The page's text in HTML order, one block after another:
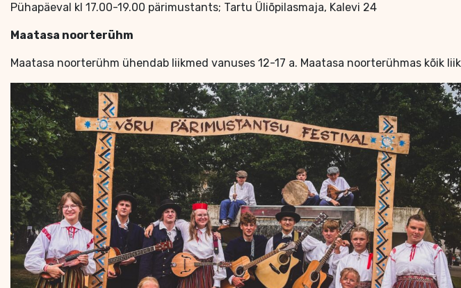
Pühapäeval kl 17.00-19.00 pärimustants; Tartu Üliõpilasmaja, Kalevi 24
Maatasa noorterühm
Maatasa noorterühm ühendab liikmed vanuses 12-17 a. Maatasa noorterühmas